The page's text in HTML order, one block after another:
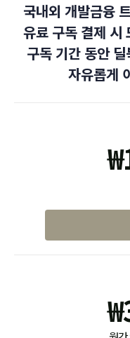
국내외 개발금융
유료 구독 결제 시
구독 기간 동안
자유롭게
₩
₩